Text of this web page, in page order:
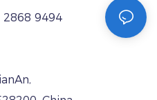
2868 9494